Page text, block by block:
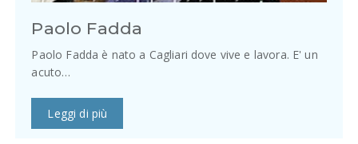
Paolo Fadda
Paolo Fadda è nato a Cagliari dove vive e lavora. E' un
acuto…
Leggi di più